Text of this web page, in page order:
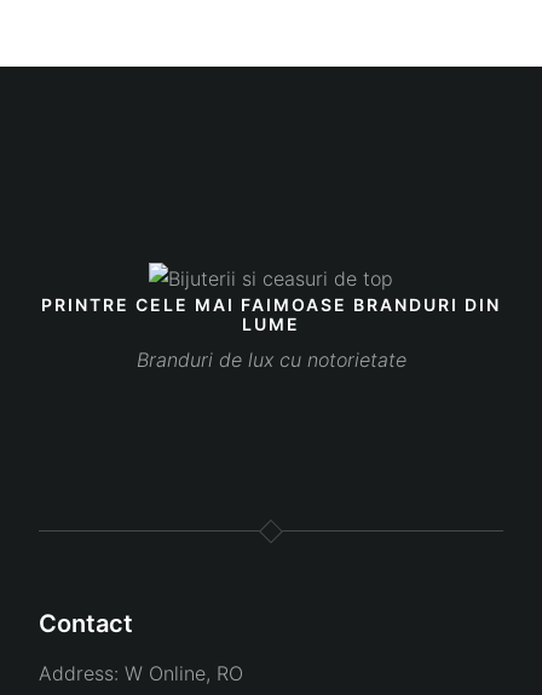
PRINTRE CELE MAI FAIMOASE BRANDURI DIN
LUME
Branduri de lux cu notorietate
Contact
Address: W Online, RO